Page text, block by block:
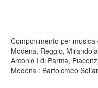
Componimento per
Modena, Reggio,
Antonio I di Parma,
Modena : Bartolomeo